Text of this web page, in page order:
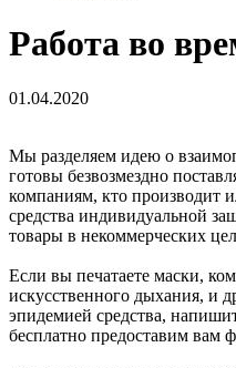
Работа во
01.04.2020
Мы разделяем идею о
готовы безвозмездно
компаниям, кто производит
средства индивидуальной
товары в некоммерческих
Если вы печатаете маски,
искусственного дыхания, и
эпидемией средства,
бесплатно предоставим вам